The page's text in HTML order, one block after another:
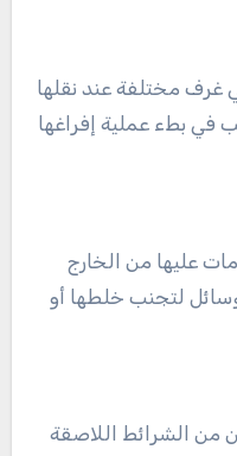
غرف مختلفة عند نقلها
بطء عملية إفراغها
عليها من الخارج
لتجنب خلطها أو
من الشرائط اللاصقة